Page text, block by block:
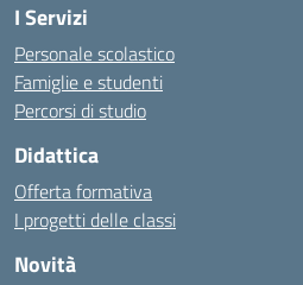
I Servizi
Personale scolastico
Famiglie e studenti
Percorsi di studio
Didattica
Offerta formativa
I progetti delle classi
Novità